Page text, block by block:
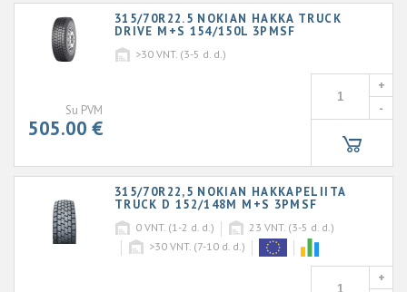
315/70R22.5 NOKIAN HAKKA TRUCK
DRIVE M+S 154/150L 3PMSF
>30 VNT. (3-5 d. d.)
Su PVM
505.00 €
+
-
315/70R22,5 NOKIAN HAKKAPELIITA
TRUCK D 152/148M M+S 3PMSF
0 VNT. (1-2 d. d.) 23 VNT. (3-5 d. d.)
>30 VNT. (7-10 d. d.)
+